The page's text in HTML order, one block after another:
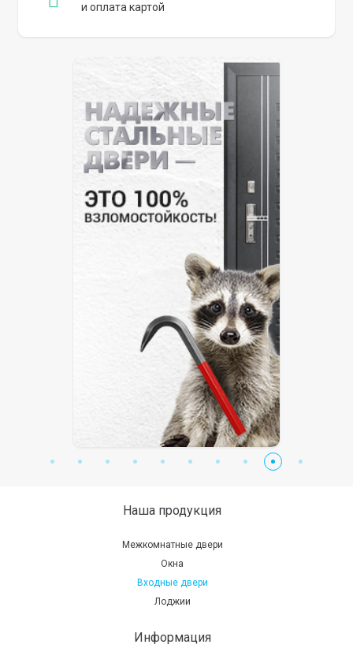
и оплата картой
Наша продукция
Межкомнатные двери
Окна
Входные двери
Лоджии
Информация